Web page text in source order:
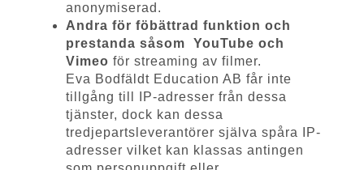
anonymiserad.
Andra för föbättrad funktion och
prestanda såsom
YouTube och
Vimeo för streaming av filmer.
Eva Bodfäldt Education AB får inte
tillgång till IP-adresser från dessa
tjänster, dock kan dessa
tredjepartsleverantörer själva spåra IP-
adresser vilket kan klassas antingen